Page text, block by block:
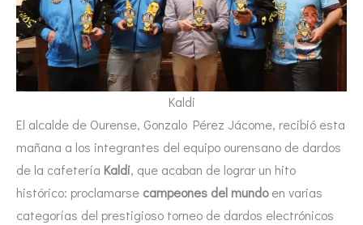
Kaldi
El alcalde de Ourense, Gonzalo Pérez Jácome, recibió esta
mañana a los integrantes del equipo ourensano de dardos
de la cafetería Kaldi, que acaban de lograr un hito
histórico: proclamarse campeones del mundoen varias
categorías del prestigioso torneo de dardos electrónicos